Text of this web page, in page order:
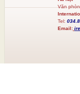
Văn
Tel:
Email: